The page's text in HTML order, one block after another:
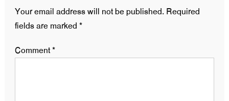
Your email address will not be published. Required
fields are marked *
Comment*